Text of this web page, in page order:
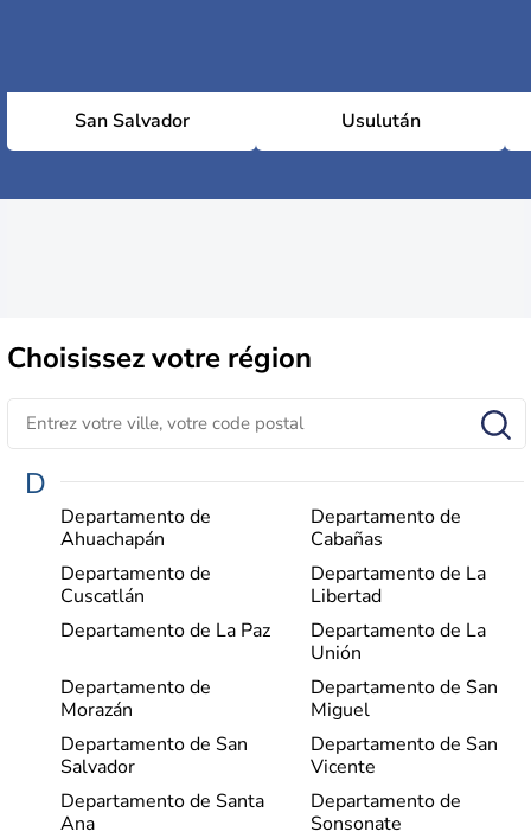
San Salvador Usulután
Choisissezvotre région
D
Departamento de
Ahuachapán
Departamento de
Cabañas
Departamento de
Cuscatlán
Departamento de La
Libertad
Departamento de La Paz
Departamento de La
Unión
Departamento de
Morazán
Departamento de San
Miguel
Departamento de San
Salvador
Departamento de San
Vicente
Departamento de Santa
Ana
Departamento de
Sonsonate